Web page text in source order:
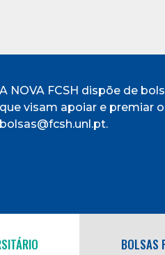
A NOVA FCSH dispõe de
que visam apoiar e premiar
bolsas@fcsh.unl.pt.
BOLSAS